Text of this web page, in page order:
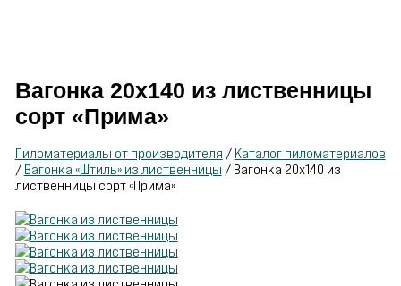
Вагонка 20х140 из лиственницы
сорт «Прима»
Пиломатериалы от производителя / Каталог пиломатериалов
/ Вагонка «Штиль» из лиственницы /Вагонка 20х140 из
лиственницы сорт «Прима»